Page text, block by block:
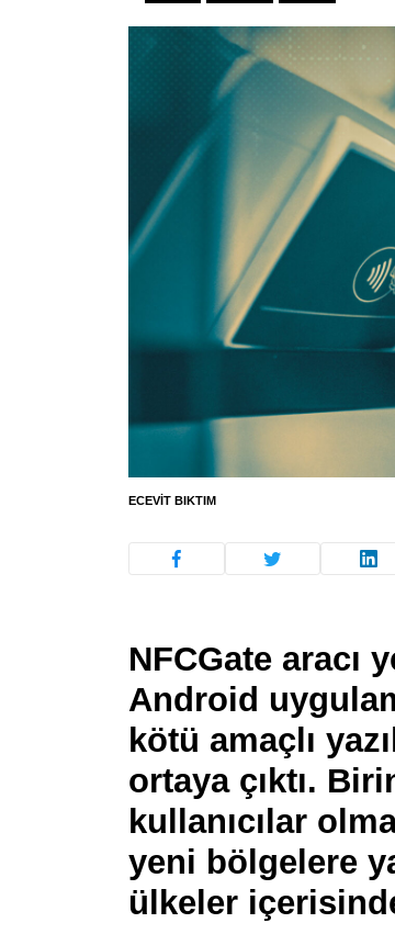
ECEVIT BIKTIM
NFCGate aracı
Android
kötü amaçlı
ortaya çıktı.
kullanıcılar
yeni bölgelere
ülkeler